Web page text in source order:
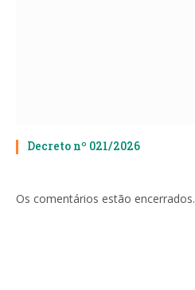
Decreto nº 021/2026
Os comentários estão encerrados.